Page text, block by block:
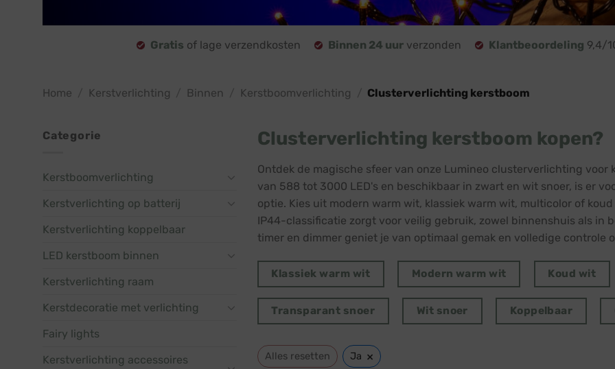
Gratis of lage verzendkosten Binnen 24 uur verzonden Klantbeoordeling 9,4/
Home Kerstverlichting Binnen Kerstboomverlichting Clusterverlichting kerstboom
Categorie
Kerstboomverlichting
Kerstverlichting op batterij
Kerstverlichting koppelbaar
LED kerstboom binnen
Kerstverlichting raam
Kerstdecoratie met verlichting
Fairy lights
Kerstverlichting accessoires
Clusterverlichting kerstboom kopen?
Ontdek de magische sfeer van onze Lumineo clusterverlichting voor
van 588 tot 3000 LED's en beschikbaar in zwart en wit snoer, is er
optie. Kies uit modern warm wit, klassiek warm wit, multicolor of
IP44-classificatie zorgt voor veilig gebruik, zowel binnenshuis als in
timer en dimmer geniet je van optimaal gemak en volledige controle
Klassiek warm wit Modern warm wit Koud wit
Transparant snoer Wit snoer Koppelbaar
Alles resetten Ja ×